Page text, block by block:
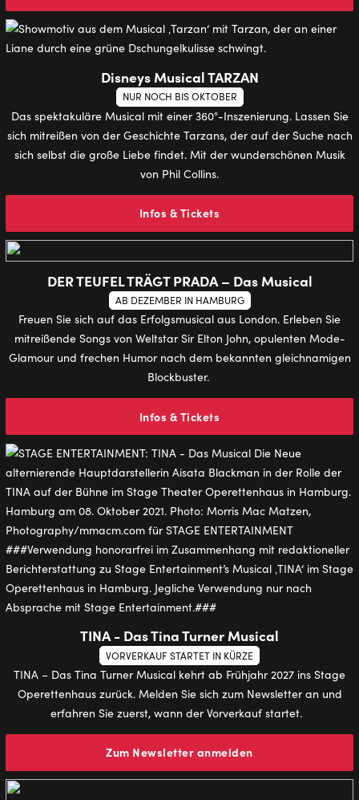
Disneys Musical TARZAN
NUR NOCH BIS OKTOBER
Das spektakuläre Musical mit einer 360°-Inszenierung. Lassen Sie
sich mitreißen von der Geschichte Tarzans, der auf der Suche nach
sich selbst die große Liebe findet. Mit der wunderschönen Musik
von Phil Collins.
Infos & Tickets
DER TEUFEL TRÄGT PRADA – Das Musical
AB DEZEMBER IN HAMBURG
Freuen Sie sich auf das Erfolgsmusical aus London. Erleben Sie
mitreißende Songs von Weltstar Sir Elton John, opulenten Mode-
Glamour und frechen Humor nach dem bekannten gleichnamigen
Blockbuster.
Infos & Tickets
TINA - Das Tina Turner Musical
VORVERKAUF STARTET IN KÜRZE
TINA – Das Tina Turner Musical kehrt ab Frühjahr 2027 ins Stage
Operettenhaus zurück. Melden Sie sich zum Newsletter an und
erfahren Sie zuerst, wann der Vorverkauf startet.
Zum Newsletter anmelden